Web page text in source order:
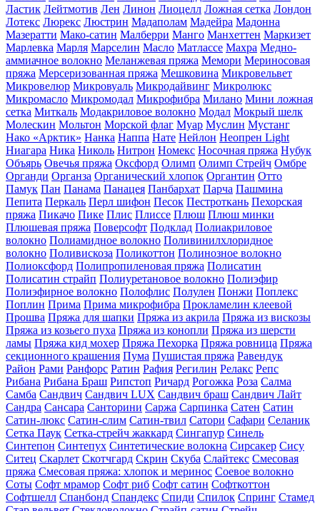
Ластик Лейтмотив Лен Линон Лиоцелл Ложная сетка Лондон
Лотекс Люрекс Люстрин Мадаполам Мадейра Мадонна
Мазератти Мако-сатин Малберри Манго Манхеттен Маркизет
Марлевка Марля Марселин Масло Матлассе Махра Медно-
аммиачное волокно Меланжевая пряжа Мемори Мериносовая
пряжа Мерсеризованная пряжа Мешковина Микровельвет
Микровелюр Микровуаль Микродайвинг Микролюкс
Микромасло Микромодал Микрофибра Милано Мини ложная
сетка Миткаль Модакриловое волокно Модал Мокрый шелк
Молескин Мольтон Морской флаг Муар Муслин Мустанг
Нако «Арктик» Нанка Наппа Нате Нейлон Неопрен Light
Ниагара Ника Николь Нитрон Номекс Носочная пряжа Нубук
Объярь Овечья пряжа Оксфорд Олимп Олимп Стрейч Омбре
Органди Органза Органический хлопок Органтин Отто
Памук Пан Панама Панацея Панбархат Парча Пашмина
Пепита Перкаль Перл шифон Песок Пестроткань Пехорская
пряжа Пикачо Пике Плис Плиссе Плюш Плюш минки
Плюшевая пряжа Поверсофт Подклад Полиакриловое
волокно Полиамидное волокно Поливинилхлоридное
волокно Поливискоза Поликоттон Полинозное волокно
Полиоксфорд Полипропиленовая пряжа Полисатин
Полисатин страйп Полиуретановое волокно Полиэфир
Полиэфирное волокно Полофлис Полулен Понжи Поплекс
Поплин Прима Прима микрофибра Прокламелин клеевой
Прошва Пряжа для шапки Пряжа из акрила Пряжа из вискозы
Пряжа из козьего пуха Пряжа из конопли Пряжа из шерсти
ламы Пряжа кид мохер Пряжа Пехорка Пряжа ровница Пряжа
секционного крашения Пума Пушистая пряжа Равендук
Район Рами Ранфорс Ратин Рафия Регилин Релакс Репс
Рибана Рибана Браш Рипcтоп Ричард Рогожка Роза Салма
Самба Сандвич Сандвич LUX Сандвич браш Сандвич Лайт
Сандра Сансара Санторини Саржа Сарпинка Сатен Сатин
Сатин-люкс Сатин-слим Сатин-твил Сатори Сафари Селаник
Сетка Паук Сетка-стрейч жаккард Сингапур Синель
Синтепон Синтепух Синтетические волокна Сирсакер Сису
Ситец Скарлет Скотчгард Скрин Скуба Слайтекс Смесовая
пряжа Смесовая пряжа: хлопок и меринос Соевое волокно
Соты Софт мрамор Софт риб Софт сатин Софткоттон
Софтшелл Спанбонд Спандекс Спиди Спилок Спринг Стамед